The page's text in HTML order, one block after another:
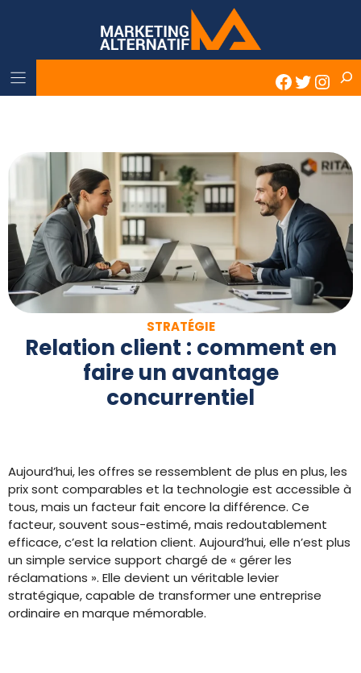
Twitter
STRATÉGIE
Relation client : comment en
faire un avantage
concurrentiel
Aujourd’hui, les offres se ressemblent de plus en plus, les
prix sont comparables et la technologie est accessible à
tous, mais un facteur fait encore la différence. Ce
facteur, souvent sous-estimé, mais redoutablement
efficace, c’est la relation client. Aujourd’hui, elle n’est plus
un simple service support chargé de « gérer les
réclamations ». Elle devient un véritable levier
stratégique, capable de transformer une entreprise
ordinaire en marque mémorable.